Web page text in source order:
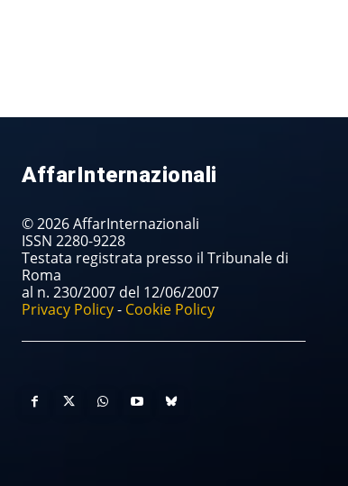
AffarInternazionali
© 2026 AffarInternazionali
ISSN 2280-9228
Testata registrata presso il Tribunale di
Roma
al n. 230/2007 del 12/06/2007
Privacy Policy- Cookie Policy